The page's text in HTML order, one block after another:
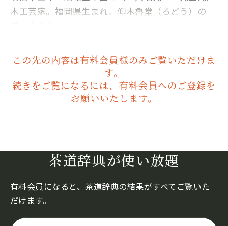
木工芸家。福岡県生まれ。仰木魯堂（ろどう）の
この先の内容は有料会員様のみご覧いただけま
す。
続きをご覧になるには、有料会員へのご登録を
お願いいたします。
茶道辞典が使い放題
有料会員になると、茶道辞典の結果がすべてご覧いた
だけます。